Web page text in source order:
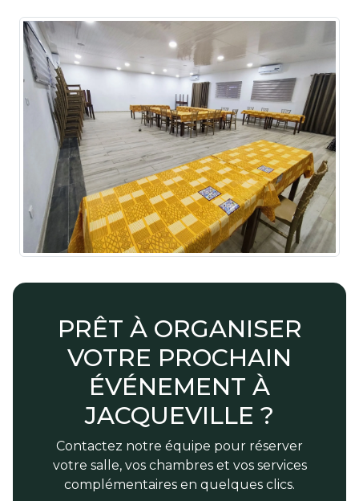
PRÊT À ORGANISER
VOTRE PROCHAIN
ÉVÉNEMENT À
JACQUEVILLE ?
Contactez notre équipe pour réserver
votre salle, vos chambres et vos services
complémentaires en quelques clics.